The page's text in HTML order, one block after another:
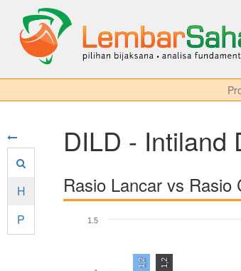
H
P
DILD - Intiland
Rasio Lancar vs Rasio
1,2
1,2
1.5